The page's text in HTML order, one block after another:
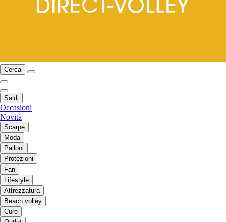
Cerca
Saldi
Occasioni
Novità
Scarpe
Moda
Palloni
Protezioni
Fan
Lifestyle
Attrezzatura
Beach volley
Cure